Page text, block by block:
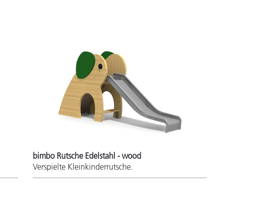
bimbo Rutsche Edelstahl - wood
Verspielte Kleinkinderrutsche.